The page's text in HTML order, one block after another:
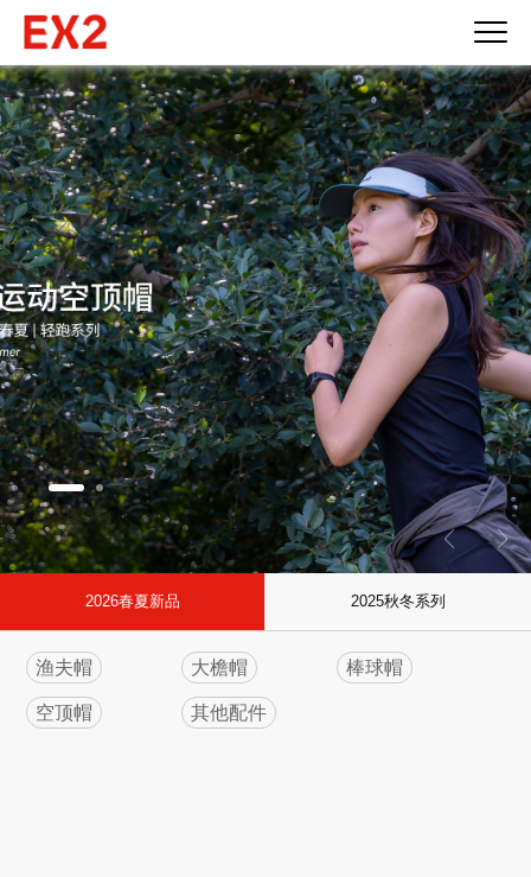
2026春夏新品 2025秋冬系列
渔夫帽 大檐帽 棒球帽
空顶帽 其他配件